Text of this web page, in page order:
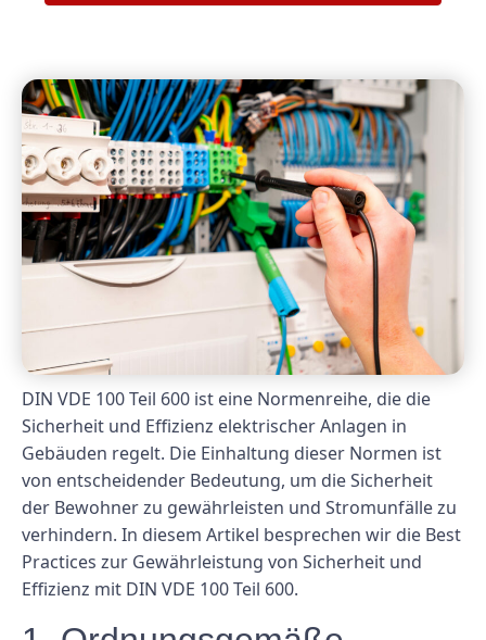
DIN VDE 100 Teil 600 ist eine Normenreihe, die die
Sicherheit und Effizienz elektrischer Anlagen in
Gebäuden regelt. Die Einhaltung dieser Normen ist
von entscheidender Bedeutung, um die Sicherheit
der Bewohner zu gewährleisten und Stromunfälle zu
verhindern. In diesem Artikel besprechen wir die Best
Practices zur Gewährleistung von Sicherheit und
Effizienz mit DIN VDE 100 Teil 600.